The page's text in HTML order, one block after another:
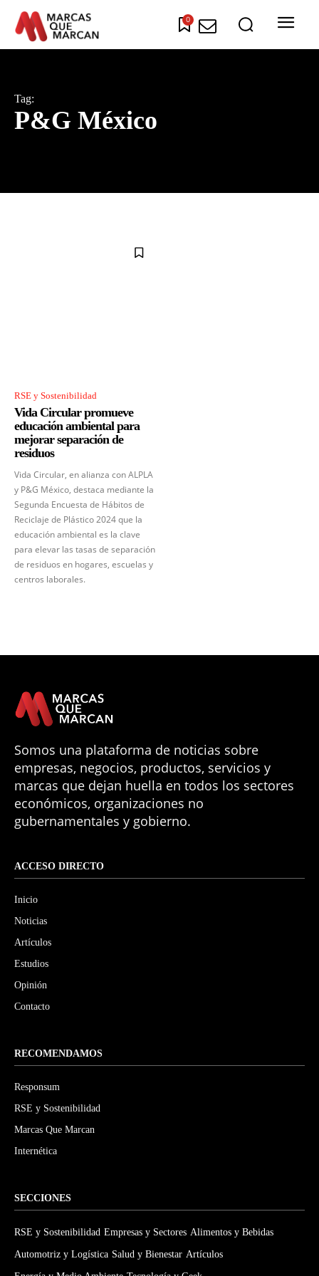
0
Tag:
P&G México
RSE y Sostenibilidad
Vida Circular promueve
educación ambiental para
mejorar separación de
residuos
Vida Circular, en alianza con ALPLA
y P&G México, destaca mediante la
Segunda Encuesta de Hábitos de
Reciclaje de Plástico 2024 que la
educación ambiental es la clave
para elevar las tasas de separación
de residuos en hogares, escuelas y
centros laborales.
Somos una plataforma de noticias sobre
empresas, negocios, productos, servicios y
marcas que dejan huella en todos los sectores
económicos, organizaciones no
gubernamentales y gobierno.
ACCESO DIRECTO
Inicio
Noticias
Artículos
Estudios
Opinión
Contacto
RECOMENDAMOS
Responsum
RSE y Sostenibilidad
Marcas Que Marcan
Internética
SECCIONES
RSE y Sostenibilidad Empresas y Sectores Alimentos y Bebidas
Automotriz y Logística Salud y Bienestar Artículos